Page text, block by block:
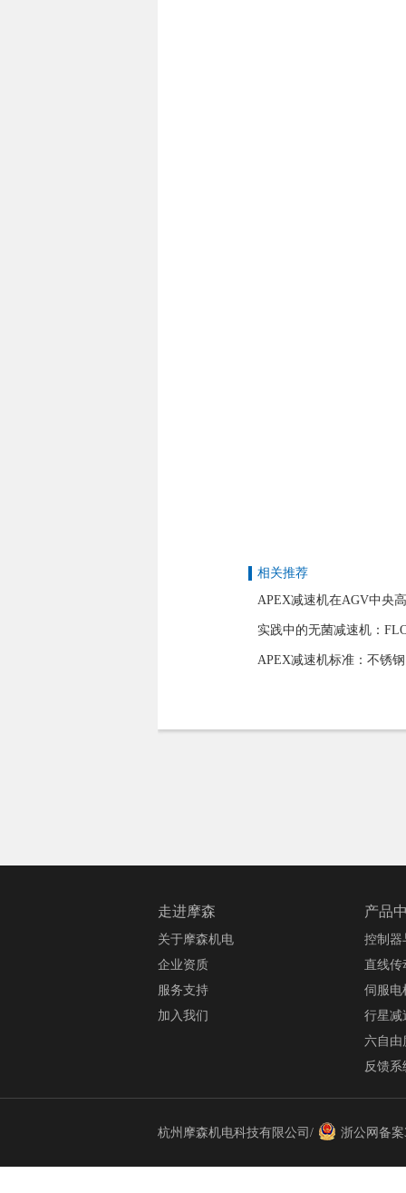
相关推荐
APEX减速机在AGV中央
实践中的无菌减速机：
APEX减速机标准：不锈钢
走进摩森
关于摩森机电
企业资质
服务支持
加入我们
产品
控制器
直线传
伺服电
行星减
六自由
反馈系
杭州摩森机电科技有限公司/ 浙公网备案